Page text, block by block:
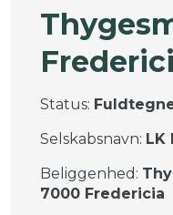
Status:
Selskabsnavn: LK
Beliggenhed:
7000 Fredericia